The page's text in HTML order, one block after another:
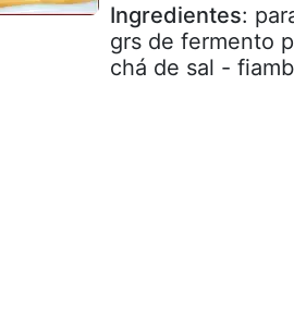
Ingredientes:
grs de fermento
chá de sal -